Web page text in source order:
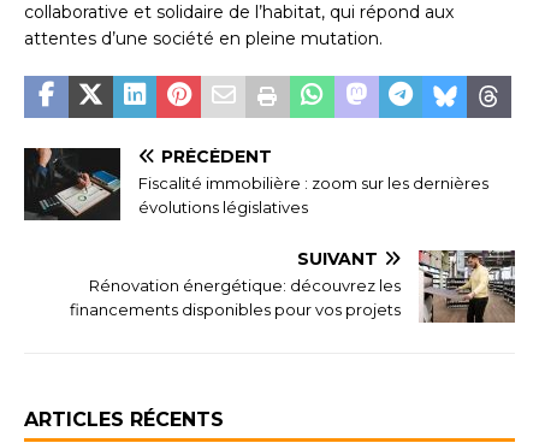
collaborative et solidaire de l’habitat, qui répond aux
attentes d’une société en pleine mutation.
PRÉCÉDENT
Fiscalité immobilière : zoom sur les dernières
évolutions législatives
SUIVANT
Rénovation énergétique: découvrez les
financements disponibles pour vos projets
ARTICLES RÉCENTS